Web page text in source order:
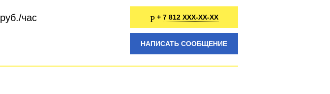
руб./час + 7 812 XXX-XX-XX
НАПИСАТЬ СООБЩЕНИЕ